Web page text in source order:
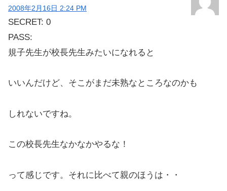
2008年2月16日 2:24 PM
SECRET: 0
PASS:
規子先生が校長先生みたいになれると
いいんだけど、そこがまだ未熟なところなのかも
しれないですね。
この校長先生なかなかやるな！
って感じです。それに比べて親のほうは・・